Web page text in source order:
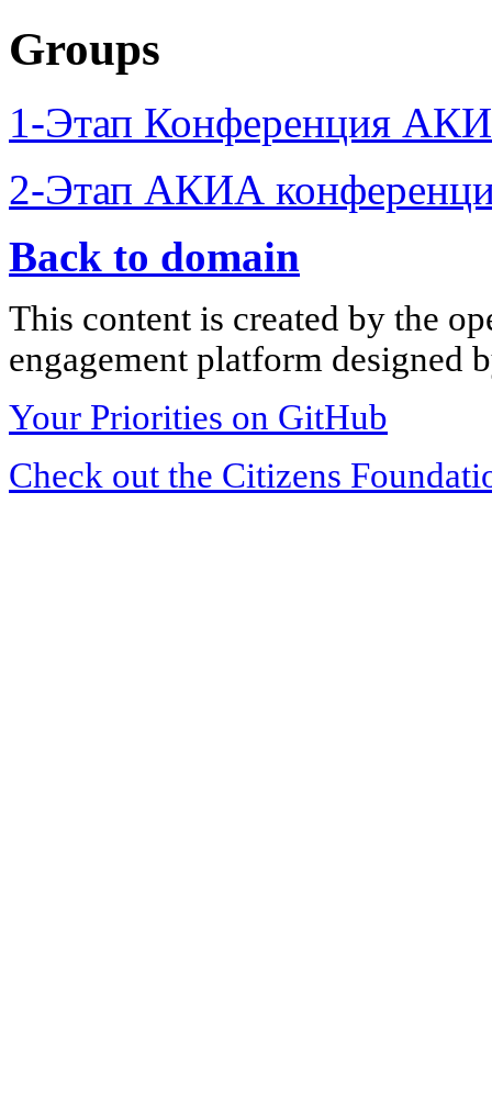
Groups
1-Этап Конференция
2-Этап АКИА
Back to domain
This content is created by the
engagement platform designed
Your Priorities on GitHub
Check out the Citizens